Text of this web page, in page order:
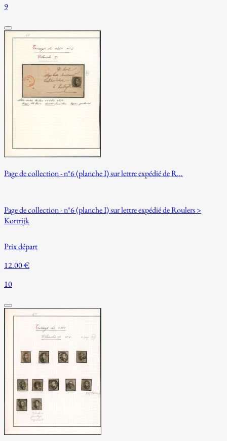
9
Page de collection - n°6 (planche I) sur lettre expédié de R...
Page de collection - n°6 (planche I) sur lettre expédié de Roulers >
Kortrijk
Prix départ
12.00 €
10